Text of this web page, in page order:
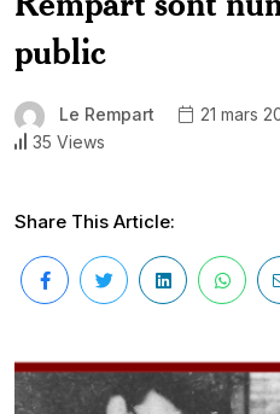
public
Le Rempart 21 mars
35 Views
Share This Article: